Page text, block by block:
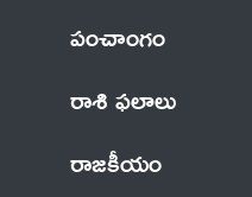
పంచాంగం
రాశి ఫలాలు
రాజకీయం